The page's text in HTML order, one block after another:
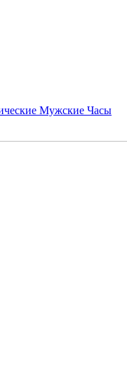
Мужские Часы